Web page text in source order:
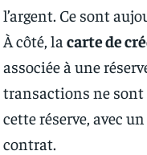
l’argent. Ce sont
À côté, lacarte de
associée à une
transactions ne sont
cette réserve, avec
contrat.